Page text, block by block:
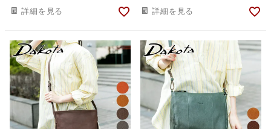
詳細を見る 詳細を見る